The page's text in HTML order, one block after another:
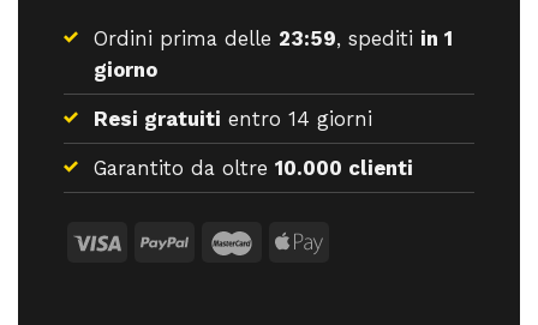
Ordini prima delle 23:59, spediti in 1
giorno
Resi gratuiti entro 14 giorni
Garantito da oltre 10.000 clienti